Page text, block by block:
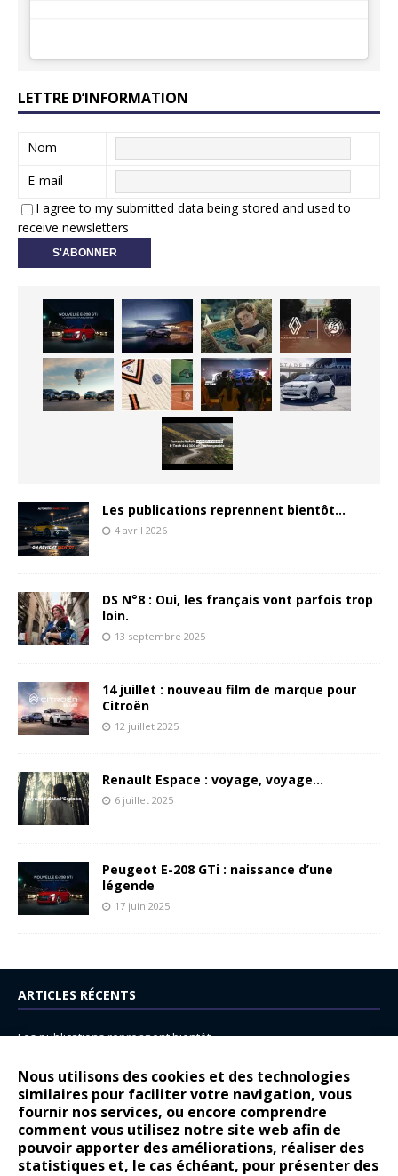
Nous utilisons des cookies et des technologies
similaires pour faciliter votre navigation, vous
fournir nos services, ou encore comprendre
comment vous utilisez notre site web afin de
pouvoir apporter des améliorations, réaliser des
statistiques et, le cas échéant, pour présenter des
LETTRE D’INFORMATION
Nom
E-mail
I agree to my submitted data being stored and used to
receive newsletters
Les publications reprennent bientôt…
4 avril 2026
DS N°8 : Oui, les français vont parfois trop
loin.
13 septembre 2025
14 juillet : nouveau film de marque pour
Citroën
12 juillet 2025
Renault Espace : voyage, voyage…
6 juillet 2025
Peugeot E-208 GTi : naissance d’une
légende
17 juin 2025
ARTICLES RÉCENTS
Les publications reprennent bientôt…
14 juillet : nouveau film de marque pour Citroën
Renault Espace : voyage, voyage…
Peugeot E-208 GTi : naissance d’une légende